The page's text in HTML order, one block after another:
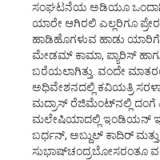
ಸಂಘಟನೆಯ ಅಡಿಯೂ
ಯಾರೇ ಆಗಿರಲಿ ಎಲ್ಲರಿಗೂ
ಹಾಡಿಹೊಗಳುವ ಹಾಡು ಯಾರಿಗೆ
ಮೇಡಮ್ ಕಾಮಾ, ಪ್ಯಾರಿಸ್
ಬರೆಯಲಾಗಿತ್ತು. ವಂದೇ
ಅಧಿವೇಶನದಲ್ಲಿ ಕವಿಯತ್ರಿ
ಮದ್ರಾಸ್ ರೆಜಿಮೆಂಟ್‌ನಲ್ಲಿ ದಂಗೆ
ಮಲೇಷಿಯಾದಲ್ಲಿ ಇಂಡಿಯನ್
ಬರ್ಧನ್, ಅಬ್ದುಲ್ ಕಾದಿರ್
ಸುಭಾಷ್‌ಚಂದ್ರಬೋಸರಂತೂ